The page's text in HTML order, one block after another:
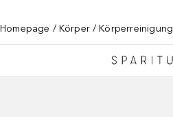
Homepage Körper Körperreinigung